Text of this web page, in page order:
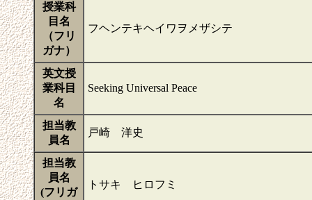
授業科
目名
（フリ
ガナ）
フヘンテキヘイワヲメザシテ
英文授
業科目
名
Seeking Universal Peace
担当教
員名
戸崎 洋史
担当教
員名
(フリガ
トサキ ヒロフミ